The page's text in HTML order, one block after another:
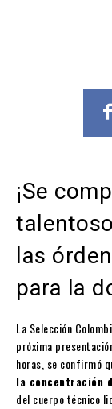
¡Se
las
para la
La Selección
próxima
horas, se confirmó
la concentración
del cuerpo técnico